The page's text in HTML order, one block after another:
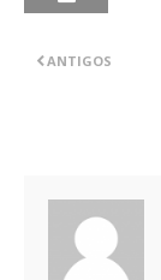
ANTIGOS